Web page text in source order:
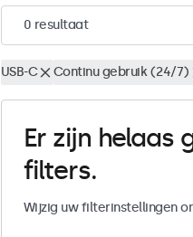
0 resultaat
USB-C Continu gebruik (24/7)
Er zijn helaas
filters.
Wijzig uw filterinstellingen